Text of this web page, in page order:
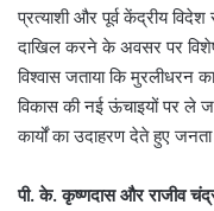
प्रत्याशी और पूर्व केंद्रीय
दाखिल करने के अवसर पर
विश्वास जताया कि मुरलीधरन
विकास की नई ऊंचाइयों पर ले
कार्यों का उदाहरण देते हुए
पी. के. कृष्णदास और राजीव